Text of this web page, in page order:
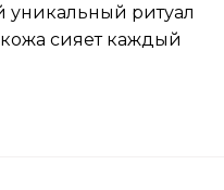
уникальный ритуал
кожа сияет каждый